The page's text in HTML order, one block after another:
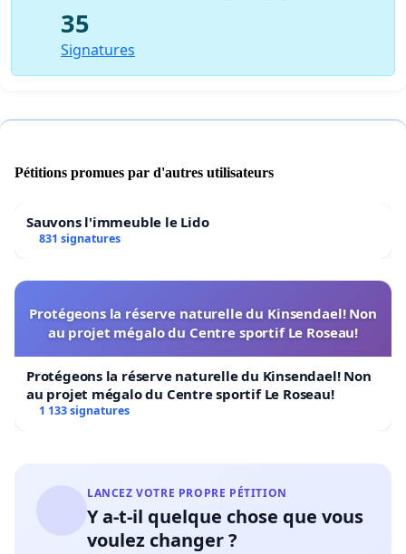
35
Signatures
Pétitions promues par d'autres utilisateurs
Sauvons l'immeuble le Lido
831 signatures
Protégeons la réserve naturelle du Kinsendael! Non
au projet mégalo du Centre sportif Le Roseau!
Protégeons la réserve naturelle du Kinsendael! Non
au projet mégalo du Centre sportif Le Roseau!
1 133 signatures
LANCEZ VOTRE PROPRE PÉTITION
Y a-t-il quelque chose que vous
voulez changer ?